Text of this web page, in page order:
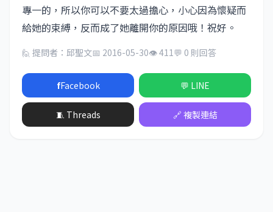
專一的，所以你可以不要太過擔心，小心因為懷疑而
給她的束縛，反而成了她離開你的原因哦！祝好。
🙋 提問者：邱聖文📅 2016-05-30👁 411💬 0 則回答
fFacebook 💬 LINE
🧵 Threads 🔗 複製連結